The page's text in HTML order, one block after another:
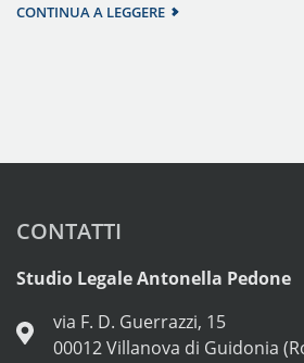
CONTINUA A LEGGERE
CONTATTI
Studio Legale Antonella Pedone
via F. D. Guerrazzi, 15
00012 Villanova di Guidonia